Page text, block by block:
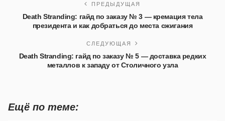
ПРЕДЫДУЩАЯ
Death Stranding: гайд по заказу № 3 — кремация тела
президента и как добраться до места сжигания
СЛЕДУЮЩАЯ
Death Stranding: гайд по заказу № 5 — доставка редких
металлов к западу от Столичного узла
Ещё по теме: